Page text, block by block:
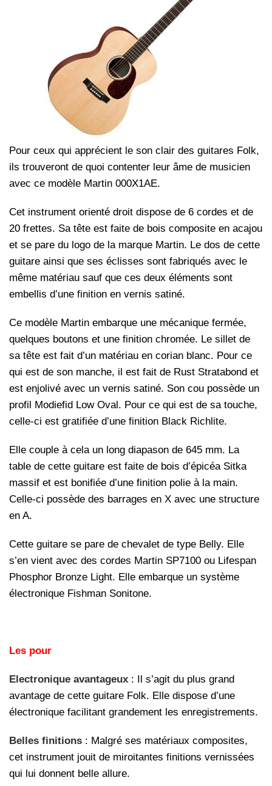
Pour ceux qui apprécient le son clair des guitares Folk,
ils trouveront de quoi contenter leur âme de musicien
avec ce modèle Martin 000X1AE.
Cet instrument orienté droit dispose de 6 cordes et de
20 frettes. Sa tête est faite de bois composite en acajou
et se pare du logo de la marque Martin. Le dos de cette
guitare ainsi que ses éclisses sont fabriqués avec le
même matériau sauf que ces deux éléments sont
embellis d’une finition en vernis satiné.
Ce modèle Martin embarque une mécanique fermée,
quelques boutons et une finition chromée. Le sillet de
sa tête est fait d’un matériau en corian blanc. Pour ce
qui est de son manche, il est fait de Rust Stratabond et
est enjolivé avec un vernis satiné. Son cou possède un
profil Modiefid Low Oval. Pour ce qui est de sa touche,
celle-ci est gratifiée d’une finition Black Richlite.
Elle couple à cela un long diapason de 645 mm. La
table de cette guitare est faite de bois d’épicéa Sitka
massif et est bonifiée d’une finition polie à la main.
Celle-ci possède des barrages en X avec une structure
en A.
Cette guitare se pare de chevalet de type Belly. Elle
s’en vient avec des cordes Martin SP7100 ou Lifespan
Phosphor Bronze Light. Elle embarque un système
électronique Fishman Sonitone.
Les pour
Electronique avantageux : Il s’agit du plus grand
avantage de cette guitare Folk. Elle dispose d’une
électronique facilitant grandement les enregistrements.
Belles finitions : Malgré ses matériaux composites,
cet instrument jouit de miroitantes finitions vernissées
qui lui donnent belle allure.